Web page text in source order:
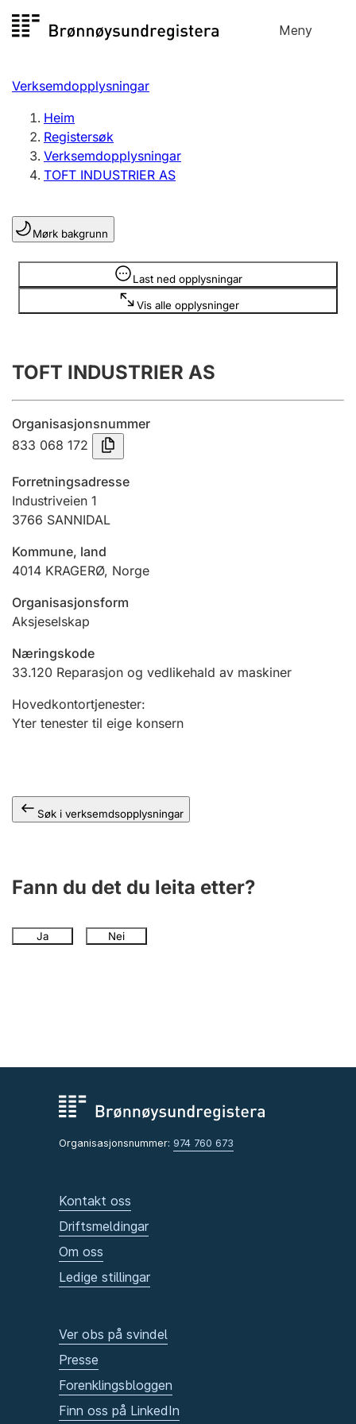
til
Meny
Registersøk
Aksjeselskap
Enkeltpersonføretak
Registrere, endre, slette
Lag og foreining
Registrere, endre, slette
Årsrekneskap
Innsending og forseinkingsgebyr
Tinglysing
Jeger
Ektepaktrettleiaren
Andre tema
Verksemdopplysningar
Heim
Registersøk
Verksemdopplysningar
TOFT INDUSTRIER AS
Mørk bakgrunn
Last ned opplysningar
Vis alle opplysninger
Opplysninger er skjult
TOFT INDUSTRIER AS
Organisasjonsnummer
833 068 172
Forretningsadresse
Industriveien 1
3766 SANNIDAL
Kommune, land
4014 KRAGERØ, Norge
Organisasjonsform
Aksjeselskap
Næringskode
33.120 Reparasjon og vedlikehald av maskiner
Hovedkontortjenester:
Yter tenester til eige konsern
Søk i verksemdsopplysningar
Fann du det du leita etter?
Ja Nei
Organisasjonsnummer: 974 760 673
Kontakt oss
Driftsmeldingar
Om oss
Ledige stillingar
Ver obs på svindel
Presse
Forenklingsbloggen
Finn oss på LinkedIn